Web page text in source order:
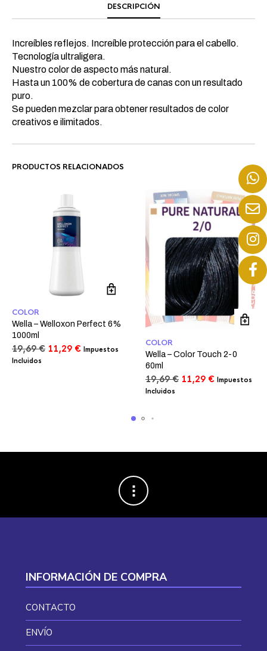
DESCRIPCIÓN
Increíbles reflejos. Increíble protección para el cabello.
Tecnología ultraligera.
Nuestro color de aspecto más natural.
Hasta un 100% de cobertura de canas con un resultado
puro.
Se pueden mezclar para obtener resultados de color
creativos e ilimitados.
PRODUCTOS RELACIONADOS
COLOR
Wella – Welloxon Perfect 6%
1000ml
19,69€ El
11,29 €ElImpuestos
Incluidos
COLOR
Wella – Color Touch 2-0
60ml
19,69€ El
11,29 €ElImpuestos
Incluidos
INFORMACIÓN DE COMPRA
CONTACTO
ENVÍO